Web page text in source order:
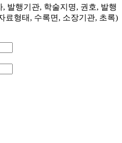
발행기관, 학술지명, 권호, 발행
료형태, 수록면, 소장기관, 초록)